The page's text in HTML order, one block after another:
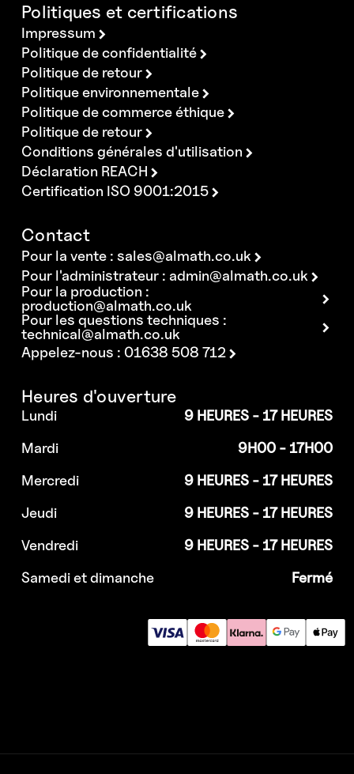
Politiques et certifications
Impressum
Politique de confidentialité
Politique de retour
Politique environnementale
Politique de commerce éthique
Politique de retour
Conditions générales d'utilisation
Déclaration REACH
Certification ISO 9001:2015
Contact
Pour la vente :sales@almath.co.uk
Pour l'administrateur : admin@almath.co.uk
Pour la production :
production@almath.co.uk
Pour les questions techniques :
technical@almath.co.uk
Appelez-nous : 01638 508 712
Heures d'ouverture
Lundi
9 HEURES - 17 HEURES
Mardi
9H00 - 17H00
Mercredi
9 HEURES - 17 HEURES
Jeudi
9 HEURES - 17 HEURES
Vendredi
9 HEURES - 17 HEURES
Samedi et dimanche
Fermé